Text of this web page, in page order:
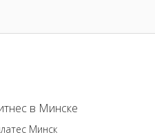
в Минске
Минск